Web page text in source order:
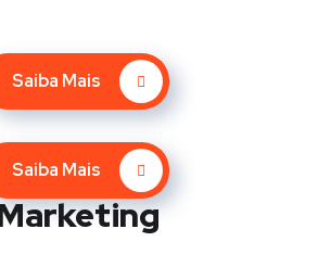
Saiba Mais
Saiba Mais